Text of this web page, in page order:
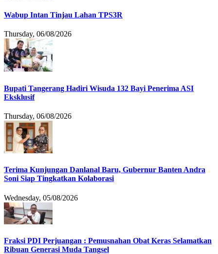
Wabup Intan Tinjau Lahan TPS3R
Thursday, 06/08/2026
Bupati Tangerang Hadiri Wisuda 132 Bayi Penerima ASI
Eksklusif
Thursday, 06/08/2026
Terima Kunjungan Danlanal Baru, Gubernur Banten Andra
Soni Siap Tingkatkan Kolaborasi
Wednesday, 05/08/2026
Fraksi PDI Perjuangan : Pemusnahan Obat Keras Selamatkan
Ribuan Generasi Muda Tangsel